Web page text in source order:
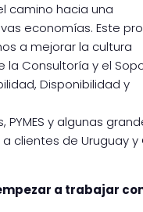
camino hacia una
economías. Este
a mejorar la cultura
la Consultoría y el
Disponibilidad y
y algunas
clientes de Uruguay y
a trabajar